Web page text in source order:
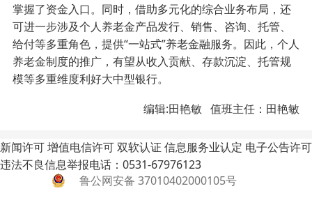
掌握了资金入口。同时，借助多元化的综合业务布局，还
可进一步涉及个人养老金产品发行、销售、咨询、托管、
给付等多重角色，提供“一站式”养老金融服务。因此，个人
养老金制度的推广，有望从收入贡献、存款沉淀、托管规
模等多重维度利好大中型银行。
编辑:田艳敏 值班主任：田艳敏
新闻许可增值电信许可双软认证 信息服务业认定 电子公告许可
违法不良信息举报电话：0531-67976123
鲁公网安备 37010402000105号